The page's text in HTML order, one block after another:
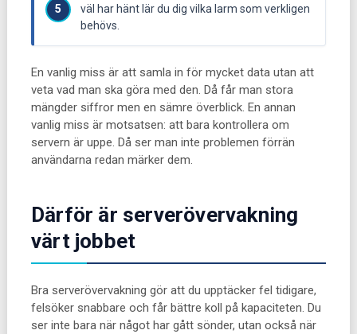
väl har hänt lär du dig vilka larm som verkligen
behövs.
En vanlig miss är att samla in för mycket data utan att
veta vad man ska göra med den. Då får man stora
mängder siffror men en sämre överblick. En annan
vanlig miss är motsatsen: att bara kontrollera om
servern är uppe. Då ser man inte problemen förrän
användarna redan märker dem.
Därför är serverövervakning
värt jobbet
Bra serverövervakning gör att du upptäcker fel tidigare,
felsöker snabbare och får bättre koll på kapaciteten. Du
ser inte bara när något har gått sönder, utan också när